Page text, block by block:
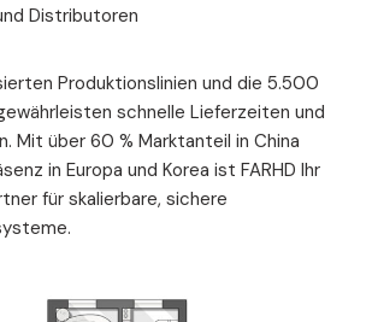
Distributoren
Produktionslinien und die 5.500
schnelle Lieferzeiten und
Mit über 60 % Marktanteil in China
in Europa und Korea ist FARHD Ihr
für skalierbare, sichere